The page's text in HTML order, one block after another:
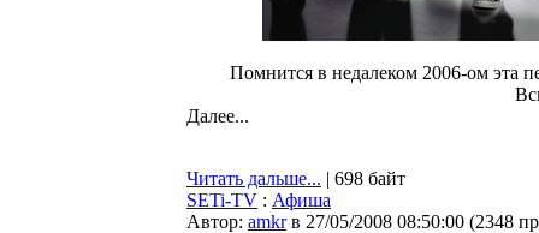
Помнится в недалеком 2006-ом эта
Далее...
Читать дальше... | 698 байт
SETi-TV : Афиша
Автор: amkr в 27/05/2008 08:50:00 (2348